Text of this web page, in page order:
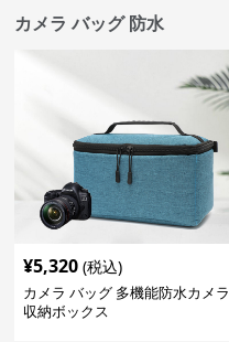
カメラ バッグ 防水
¥5,320 (税込)
カメラ バッグ 多機能防水カメラ
収納ボックス